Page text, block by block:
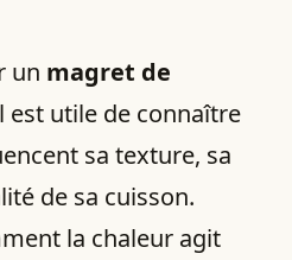
un magret de
est utile de connaître
sa texture, sa
de sa cuisson.
la chaleur agit